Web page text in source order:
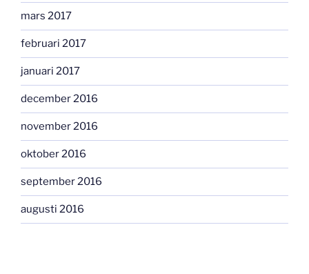
mars 2017
februari 2017
januari 2017
december 2016
november 2016
oktober 2016
september 2016
augusti 2016